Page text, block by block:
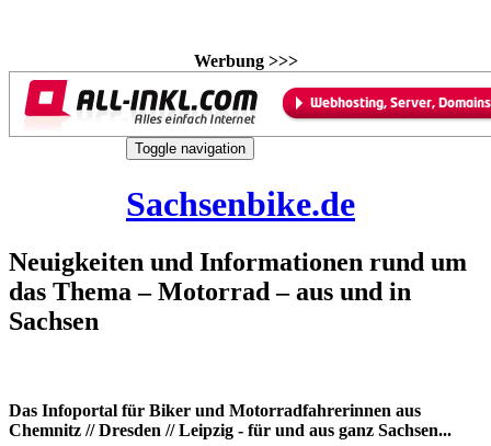
Werbung >>>
Toggle navigation
Sachsenbike.de
Neuigkeiten und Informationen rund um
das Thema – Motorrad – aus und in
Sachsen
Das Infoportal für Biker und Motorradfahrerinnen aus
Chemnitz // Dresden // Leipzig - für und aus ganz Sachsen...